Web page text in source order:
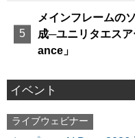
メインフレームの
成─ユニリタエス
ance」
イベント
ライブウェビナー